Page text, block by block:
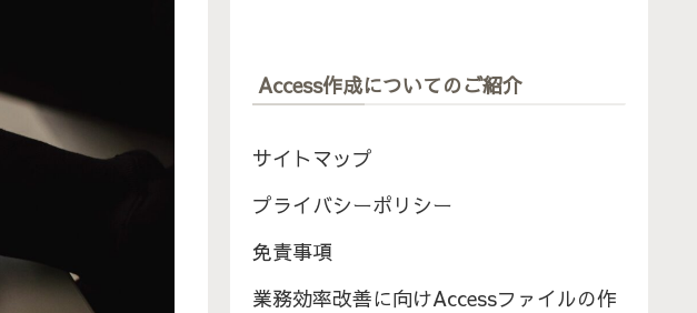
Access作成についてのご紹介
サイトマップ
プライバシーポリシー
免責事項
業務効率改善に向けAccessファイルの作